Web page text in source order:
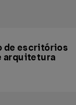
de escritórios
arquitetura